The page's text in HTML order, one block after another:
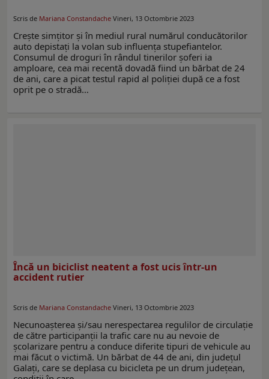
Scris de Mariana Constandache Vineri, 13 Octombrie 2023
Crește simțitor și în mediul rural numărul conducătorilor
auto depistați la volan sub influența stupefiantelor.
Consumul de droguri în rândul tinerilor șoferi ia
amploare, cea mai recentă dovadă fiind un bărbat de 24
de ani, care a picat testul rapid al poliției după ce a fost
oprit pe o stradă…
Încă un biciclist neatent a fost ucis într-un
accident rutier
Scris de Mariana Constandache Vineri, 13 Octombrie 2023
Necunoașterea și/sau nerespectarea regulilor de circulație
de către participanții la trafic care nu au nevoie de
școlarizare pentru a conduce diferite tipuri de vehicule au
mai făcut o victimă. Un bărbat de 44 de ani, din județul
Galați, care se deplasa cu bicicleta pe un drum județean,